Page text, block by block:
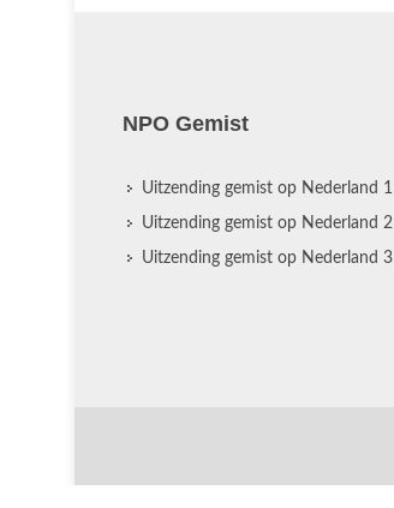
NPO Gemist
Uitzending gemist op Nederland 1
Uitzending gemist op Nederland 2
Uitzending gemist op Nederland 3